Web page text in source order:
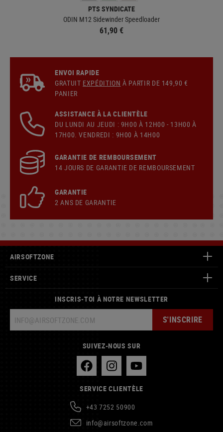
PTS SYNDICATE
ODIN M12 Sidewinder Speedloader
61,90 €
ENVOI RAPIDE
GRATUIT EXPÉDITION À PARTIR DE 149,90 €
PANIER
ASSISTANCE À LA CLIENTÈLE
DU LUNDI AU JEUDI : 9H00 À 12H00 - 13H00 À
17H00. VENDREDI : 9H00 À 14H00
GARANTIE DE REMBOURSEMENT
14 JOURS DE GARANTIE DE REMBOURSEMENT
GARANTIE
2 ANS DE GARANTIE
AIRSOFTZONE
SERVICE
INSCRIS-TOI À NOTRE NEWSLETTER
S'INSCRIRE
SUIVEZ-NOUS SUR
SERVICE CLIENTÈLE
+43 7252 50900
info@airsoftzone.com